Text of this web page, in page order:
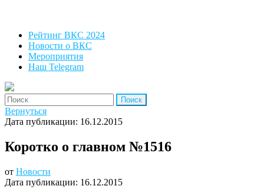
Рейтинг ВКС 2024
Новости о ВКС
Мероприятия
Наш Telegram
'Найти:
Вернуться
Дата публикации: 16.12.2015
Коротко о главном №1516
от Новости
Дата публикации: 16.12.2015